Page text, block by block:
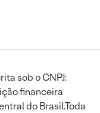
sob o CNPJ:
financeira
do Brasil.Toda